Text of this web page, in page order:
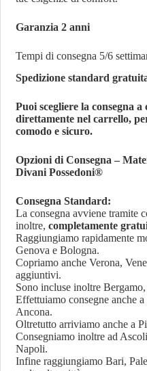
Garanzia 2 anni
Tempi di consegna 5/6
Spedizione standard
Puoi scegliere la consegna
direttamente nel carrello,
comodo e sicuro.
Opzioni di Consegna –
Divani Possedoni®
Consegna Standard:
La consegna avviene tramite
inoltre,completamente
Raggiungiamo rapidamente
Genova e Bologna.
Copriamo anche Verona,
aggiuntivi.
Sono incluse inoltre
Effettuiamo consegne anche
Ancona.
Oltretutto arriviamo anche a
Consegniamo inoltre ad
Napoli.
Infine raggiungiamo Bari,